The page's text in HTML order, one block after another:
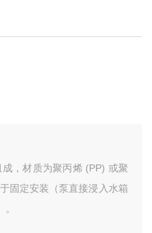
，材质为聚丙烯 (PP) 或聚
固定安装（泵直接浸入水箱